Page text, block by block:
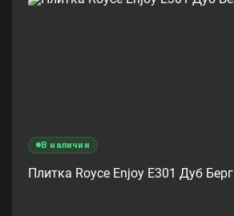
В наличии
Плитка Royce Enjoy Е301 Дуб Берг